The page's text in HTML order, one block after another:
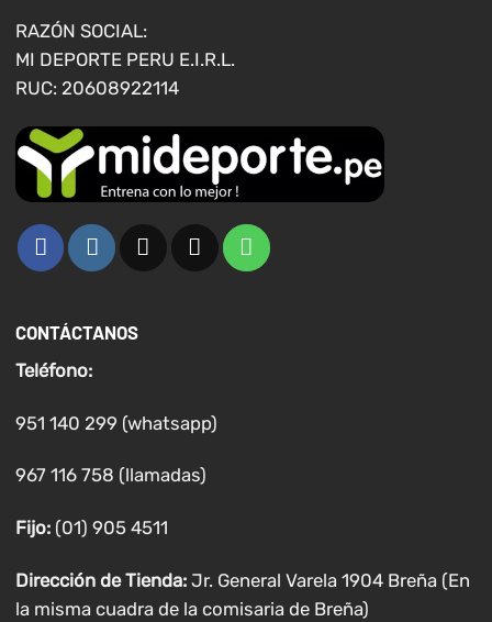
de
producto
RAZÓN SOCIAL:
MI DEPORTE PERU E.I.R.L.
RUC: 20608922114
CONTÁCTANOS
Teléfono:
951 140 299 (whatsapp)
967 116 758 (llamadas)
Fijo:(01) 905 4511
Dirección de Tienda: Jr. General Varela 1904 Breña (En
la misma cuadra de la comisaria de Breña)